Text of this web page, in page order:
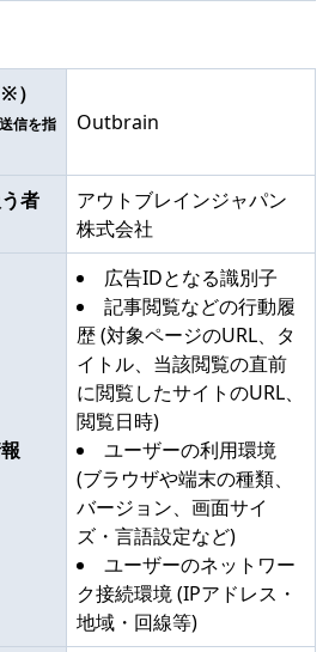
）
信を指
Outbrain
者
アウトブレインジャパン
株式会社
広告IDとなる識別子
記事閲覧などの行動履
歴 (対象ページのURL、タ
イトル、当該閲覧の直前
に閲覧したサイトのURL、
閲覧日時)
ユーザーの利用環境
(ブラウザや端末の種類、
バージョン、画面サイ
ズ・言語設定など)
ユーザーのネットワー
ク接続環境 (IPアドレス・
地域・回線等)